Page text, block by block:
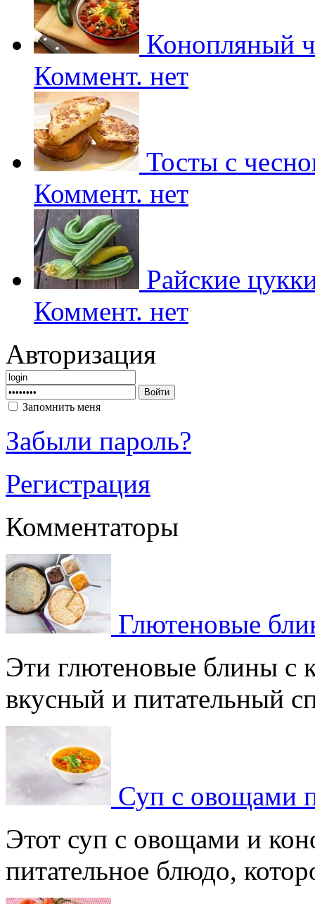
Конопляный
Коммент. нет
Тосты с
Коммент. нет
Райские
Коммент. нет
Авторизация
Запомнить меня
Забыли пароль?
Регистрация
Комментаторы
Глютеновые
Эти глютеновые блины с
вкусный и питательный
Суп с овощами
Этот суп с овощами и
питательное блюдо,